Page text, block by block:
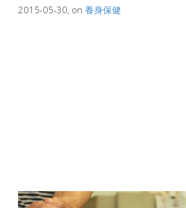
2015-05-30, on 養身保健